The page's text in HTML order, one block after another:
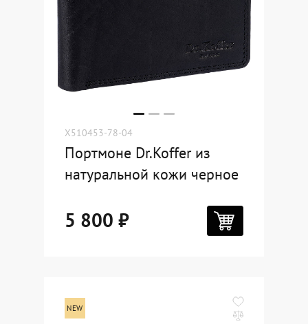
X510453-78-04
Портмоне Dr.Koffer из
натуральной кожи черное
5 800 ₽